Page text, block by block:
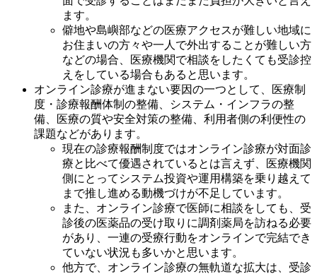
ます。
僻地や島嶼部などの医療アクセスが難しい地域に
お住まいの方々や一人で外出することが難しい方
などの場合、医療機関で相談をしたくても受診控
えをしている場合もあると思います。
オンライン診療が進まない要因の一つとして、医療制
度・診療報酬体制の整備、システム・インフラの整
備、医療の質や安全対策の整備、利用者側の利便性の
課題などがあります。
現在の診療報酬制度ではオンライン診療が対面診
療と比べて優遇されているとは言えず、医療機関
側にとってシステム投資や運用構築を乗り越えて
まで推し進める動機づけが不足しています。
また、オンライン診療で医師に相談をしても、受
診後の医薬品の受け取りに調剤薬局を訪ねる必要
があり、一連の受療行動をオンラインで完結でき
ていない状況も多いかと思います。
他方で、オンライン診療の無軌道な拡大は、受診